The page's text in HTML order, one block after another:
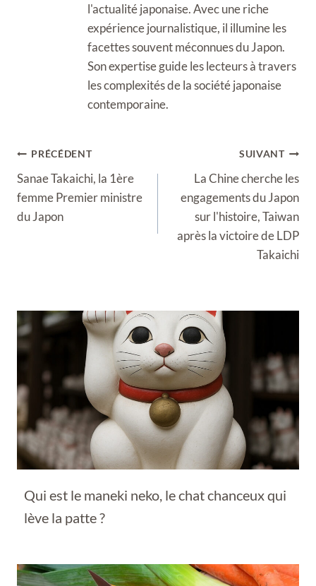
l'actualité japonaise. Avec une riche
expérience journalistique, il illumine les
facettes souvent méconnues du Japon.
Son expertise guide les lecteurs à travers
les complexités de la société japonaise
contemporaine.
Navigation
de
l’article
PRÉCÉDENT
Sanae Takaichi, la 1ère
femme Premier ministre
du Japon
SUIVANT
La Chine cherche les
engagements du Japon
sur l'histoire, Taiwan
après la victoire de LDP
Takaichi
Qui est le maneki neko, le chat chanceux qui
lève la patte ?